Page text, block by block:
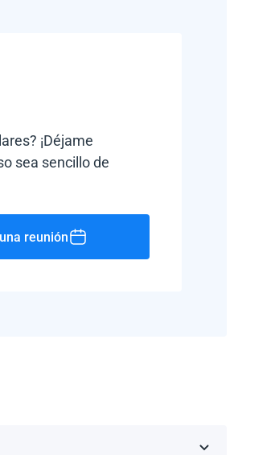
¡Déjame
sea sencillo de
reunión